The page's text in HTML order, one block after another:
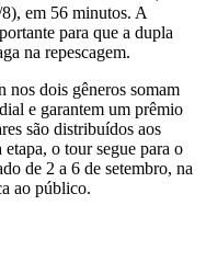
em 56 minutos. A
para que a dupla
na repescagem.
nos dois gêneros somam
e garantem um prêmio
são distribuídos aos
o tour segue para o
de 2 a 6 de setembro, na
ao público.